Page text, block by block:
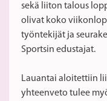
sekä liiton talous
olivat koko
työntekijät ja
Sportsin edustajat.
Lauantai aloitettiin
yhteenveto tulee